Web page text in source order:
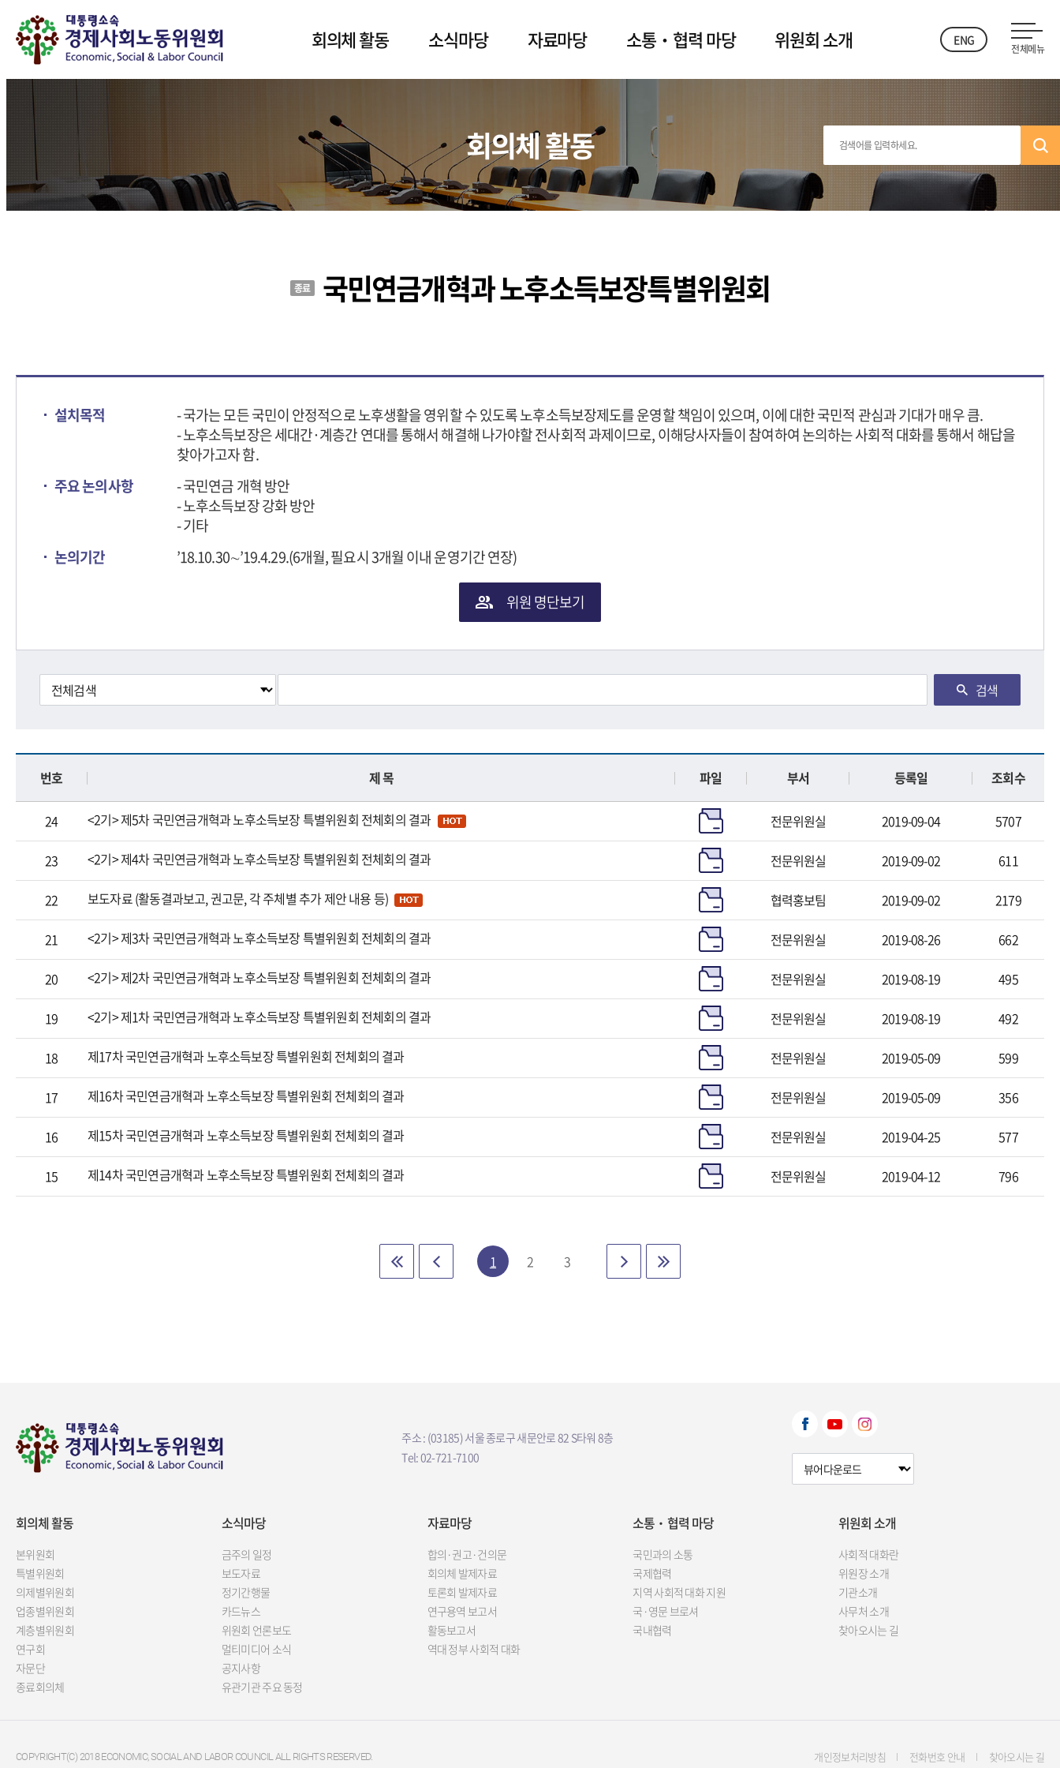
회의체 활동 소식마당 자료마당 소통‧협력 마당 위원회 소개 ENG
전체메뉴
회의체 활동
종료 국민연금개혁과 노후소득보장특별위원회
설치목적
- 국가는 모든 국민이 안정적으로 노후생활을 영위할 수 있도록 노후소득보장제도를 운영할 책임이 있으며, 이에 대한 국민적 관심과 기대가 매우 큼.
- 노후소득보장은 세대간·계층간 연대를 통해서 해결해 나가야할 전사회적 과제이므로, 이해당사자들이 참여하여 논의하는 사회적 대화를 통해서 해답을
찾아가고자 함.
주요 논의사항
- 국민연금 개혁 방안
- 노후소득보장 강화 방안
- 기타
논의기간
’18.10.30∼’19.4.29.(6개월, 필요시 3개월 이내 운영기간 연장)
위원 명단보기
검색
번호 제 목 파일 부서 등록일 조회수
24 <2기> 제5차 국민연금개혁과 노후소득보장 특별위원회 전체회의 결과 전문위원실 2019-09-04 5707
23 <2기> 제4차 국민연금개혁과 노후소득보장 특별위원회 전체회의 결과 전문위원실 2019-09-02 611
22 보도자료 (활동결과보고, 권고문, 각 주체별 추가 제안 내용 등) 협력홍보팀 2019-09-02 2179
21 <2기> 제3차 국민연금개혁과 노후소득보장 특별위원회 전체회의 결과 전문위원실 2019-08-26 662
20 <2기> 제2차 국민연금개혁과 노후소득보장 특별위원회 전체회의 결과 전문위원실 2019-08-19 495
19 <2기> 제1차 국민연금개혁과 노후소득보장 특별위원회 전체회의 결과 전문위원실 2019-08-19 492
18 제17차 국민연금개혁과 노후소득보장 특별위원회 전체회의 결과 전문위원실 2019-05-09 599
17 제16차 국민연금개혁과 노후소득보장 특별위원회 전체회의 결과 전문위원실 2019-05-09 356
16 제15차 국민연금개혁과 노후소득보장 특별위원회 전체회의 결과 전문위원실 2019-04-25 577
15 제14차 국민연금개혁과 노후소득보장 특별위원회 전체회의 결과 전문위원실 2019-04-12 796
1 2 3
주소 : (03185) 서울 종로구 새문안로 82 S타워 8층
Tel: 02-721-7100
뷰어다운로드 선택
회의체 활동
본위원회
특별위원회
의제별위원회
업종별위원회
계층별위원회
연구회
자문단
종료회의체
소식마당
금주의 일정
보도자료
정기간행물
카드뉴스
위원회 언론보도
멀티미디어 소식
공지사항
유관기관 주요 동정
자료마당
합의·권고·건의문
회의체 발제자료
토론회 발제자료
연구용역 보고서
활동보고서
역대 정부 사회적 대화
소통‧협력 마당
국민과의 소통
국제협력
지역 사회적 대화 지원
국·영문 브로셔
국내협력
위원회 소개
사회적 대화란
위원장 소개
기관소개
사무처 소개
찾아오시는 길
COPYRIGHT(C) 2018 ECONOMIC, SOCIAL AND LABOR COUNCIL ALL RIGHTS RESERVED. 개인정보처리방침 전화번호 안내 찾아오시는 길